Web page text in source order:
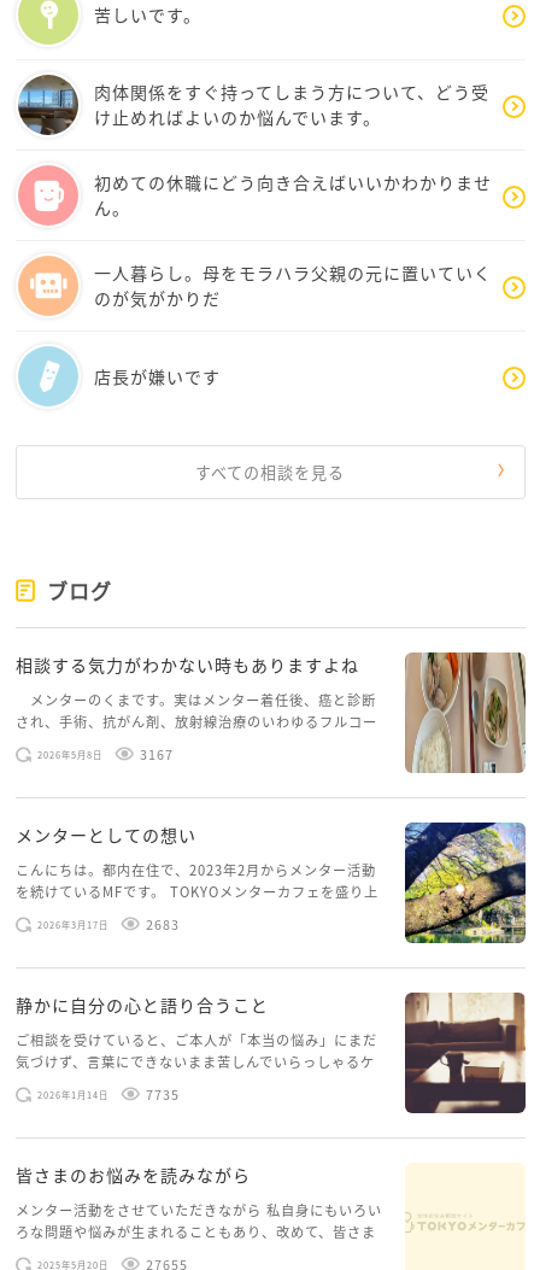
院長自身が感染してもおかしくないこのご時世。一度
しれませんね。
の人なのでしょうか？
その矛先がコロ助さんに向かっているようですね。
コロ助さんに当たることによって、自分のストレス発
散をしてしまっているように思われます。
「減給もありだよな」という言葉からかなり威圧的な
方だなと思われます。
大きな病院であれば、異動する事でこの状況から脱せ
に流しちゃいましょう。
時には笑顔で、「休暇をいただけて助かりました」と
この人には当たってもバツが悪いなと院長に思わせる
雰囲気に持っていければ対応成功！
反対に当たりがエスカレートしていくようでしたら他
の職場を視野に入れて活動されると良いのかもしれま
医療系の現場では良く起こりうるパワハラ的な問題。
院長が自分のしていることに気がついてくれる事を願
うばかりです。
んな感染症に罹りやすくなるので、上手にストレス発
散して免疫力UPしてくださいね。
苦しいです。
肉体関係をすぐ持ってしまう方について、どう受
け止めればよいのか悩んでいます。
初めての休職にどう向き合えばいいかわかりませ
ん。
一人暮らし。母をモラハラ父親の元に置いていく
のが気がかりだ
店長が嫌いです
すべての相談を見る
ブログ
相談する気力がわかない時もありますよね
メンターのくまです。実はメンター着任後、癌と診断
され、手術、抗がん剤、放射線治療のいわゆるフルコー
スを体験していて、しばらくメンターカフェに来られて
いませんでした。体力だけでなく、気力も落ちパソコン
2026年5月8日 3167
メンターとしての想い
こんにちは。都内在住で、2023年2月からメンター活動
を続けているMFです。 TOKYOメンターカフェを盛り上
げたいという想いから、勇気を出して初めてブログを投
稿してみようと思います。少し自分のことを書いてみま
2026年3月17日 2683
静かに自分の心と語り合うこと
ご相談を受けていると、ご本人が「本当の悩み」にまだ
気づけず、言葉にできないまま苦しんでいらっしゃるケ
ースがありますお悩みというのは、心の深いところ（深
層心理）に触れることで、まったく違う角度から解決の
2026年1月14日 7735
皆さまのお悩みを読みながら
メンター活動をさせていただきながら 私自身にもいろい
ろな問題や悩みが生まれることもあり、改めて、皆さま
のお悩みを読みながら 「みんな、もがいてる。わたし
2025年5月20日 27655